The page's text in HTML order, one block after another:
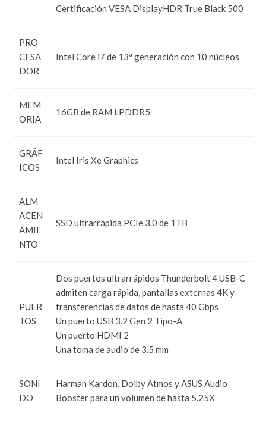
Certificación VESA DisplayHDR True Black 500
PRO
CESA
DOR
Intel Core i7 de 13ª generación con 10 núcleos
MEM
ORIA
16GB de RAM LPDDR5
GRÁF
ICOS
Intel Iris Xe Graphics
ALM
ACEN
AMIE
NTO
SSD ultrarrápida PCIe 3.0 de 1TB
PUER
TOS
Dos puertos ultrarrápidos Thunderbolt 4 USB-C
admiten carga rápida, pantallas externas 4K y
transferencias de datos de hasta 40 Gbps
Un puerto USB 3.2 Gen 2 Tipo-A
Un puerto HDMI 2
Una toma de audio de 3.5 mm
SONI
DO
Harman Kardon, Dolby Atmos y ASUS Audio
Booster para un volumen de hasta 5.25X